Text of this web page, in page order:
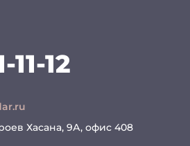
12
Хасана, 9А, офис 408